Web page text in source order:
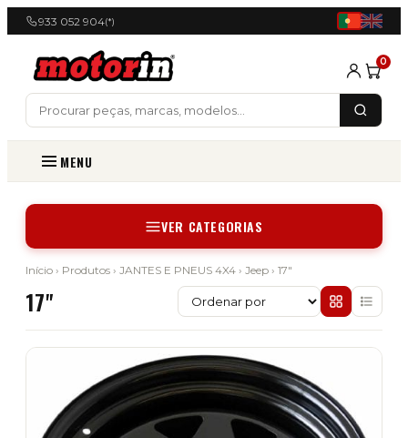
933 052 904(*)
0
MENU
VER CATEGORIAS
Início › Produtos › JANTES E PNEUS 4X4 › Jeep › 17"
17"